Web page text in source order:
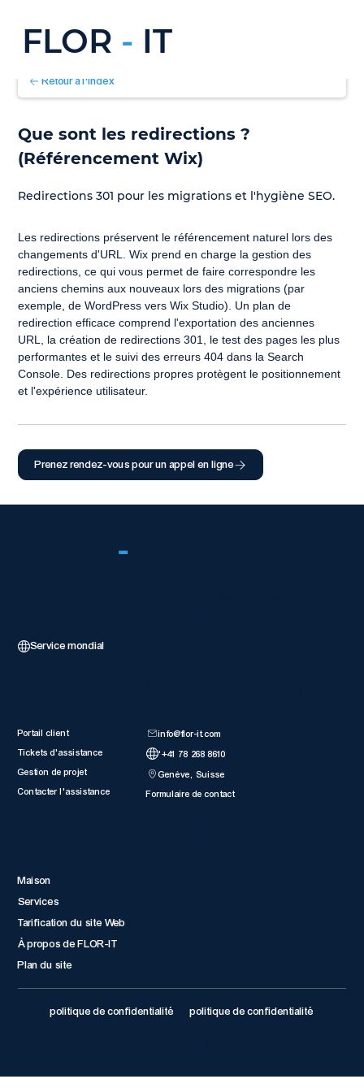
FLOR - IT
Retour à l'index
Que sont les redirections ?
(Référencement Wix)
Redirections 301 pour les migrations et l'hygiène SEO.
Les redirections préservent le référencement naturel lors des
changements d'URL. Wix prend en charge la gestion des
redirections, ce qui vous permet de faire correspondre les
anciens chemins aux nouveaux lors des migrations (par
exemple, de WordPress vers Wix Studio). Un plan de
redirection efficace comprend l'exportation des anciennes
URL, la création de redirections 301, le test des pages les plus
performantes et le suivi des erreurs 404 dans la Search
Console. Des redirections propres protègent le positionnement
et l'expérience utilisateur.
Prenez rendez-vous pour un appel en ligne
-
Service mondial
Portail client
Tickets d'assistance
Gestion de projet
Contacter l'assistance
info@flor-it.com
'+41 78 268 8610
Genève, Suisse
Formulaire de contact
Maison
Services
Tarification du site Web
À propos de FLOR-IT
Plan du site
politique de confidentialité politique de confidentialité